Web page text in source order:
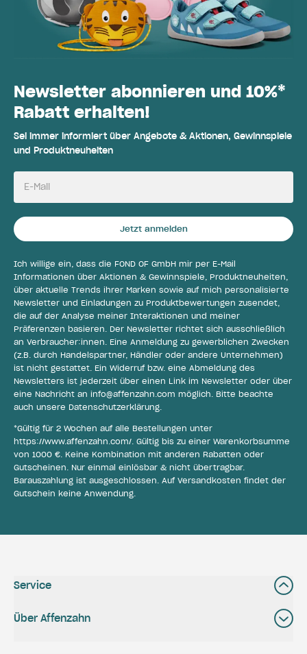
Newsletter abonnieren und 10%*
Rabatt erhalten!
Sei immer informiert über Angebote & Aktionen, Gewinnspiele
und Produktneuheiten
E-Mail
Jetzt anmelden
Ich willige ein, dass die FOND OF GmbH mir per E-Mail
Informationen über Aktionen & Gewinnspiele, Produktneuheiten,
über aktuelle Trends ihrer Marken sowie auf mich personalisierte
Newsletter und Einladungen zu Produktbewertungen zusendet,
die auf der Analyse meiner Interaktionen und meiner
Präferenzen basieren. Der Newsletter richtet sich ausschließlich
an Verbraucher:innen. Eine Anmeldung zu gewerblichen Zwecken
(z.B. durch Handelspartner, Händler oder andere Unternehmen)
ist nicht gestattet. Ein Widerruf bzw. eine Abmeldung des
Newsletters ist jederzeit über einen Link im Newsletter oder über
eine Nachricht an info@affenzahn.com möglich. Bitte beachte
auch unsere Datenschutzerklärung.
*Gültig für 2 Wochen auf alle Bestellungen unter
https://www.affenzahn.com/. Gültig bis zu einer Warenkorbsumme
von 1000 €. Keine Kombination mit anderen Rabatten oder
Gutscheinen. Nur einmal einlösbar & nicht übertragbar.
Barauszahlung ist ausgeschlossen. Auf Versandkosten findet der
Gutschein keine Anwendung.
Service
Über Affenzahn